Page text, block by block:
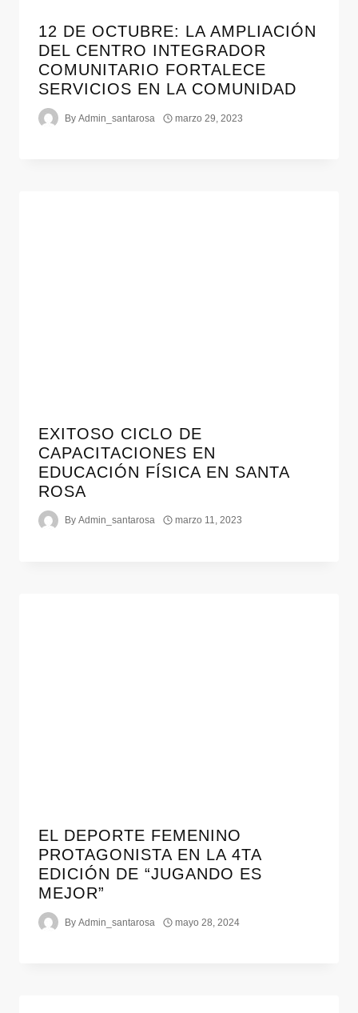
12 DE OCTUBRE: LA AMPLIACIÓN
DEL CENTRO INTEGRADOR
COMUNITARIO FORTALECE
SERVICIOS EN LA COMUNIDAD
By Admin_santarosa marzo 29, 2023
EXITOSO CICLO DE
CAPACITACIONES EN
EDUCACIÓN FÍSICA EN SANTA
ROSA
By Admin_santarosa marzo 11, 2023
EL DEPORTE FEMENINO
PROTAGONISTA EN LA 4TA
EDICIÓN DE “JUGANDO ES
MEJOR”
By Admin_santarosa mayo 28, 2024